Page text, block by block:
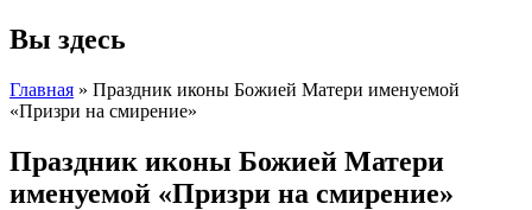
Вы здесь
Главная » Праздник иконы Божией Матери именуемой
«Призри на смирение»
Праздник иконы Божией Матери
именуемой «Призри на смирение»